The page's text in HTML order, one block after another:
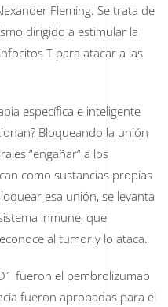
Fleming. Se trata de
dirigido a estimular la
T para atacar a las
específica e inteligente
Bloqueando la unión
“engañar” a los
como sustancias propias
esa unión, se levanta
inmune, que
al tumor y lo ataca.
fueron el pembrolizumab
fueron aprobadas para el